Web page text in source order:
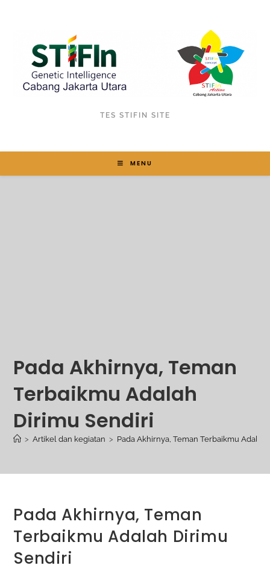
TES STIFIN SITE
MENU
Pada Akhirnya, Teman
Terbaikmu Adalah
Dirimu Sendiri
> Artikel dan kegiatan > Pada Akhirnya, Teman Terbaikmu
Pada Akhirnya, Teman
Terbaikmu Adalah Dirimu
Sendiri